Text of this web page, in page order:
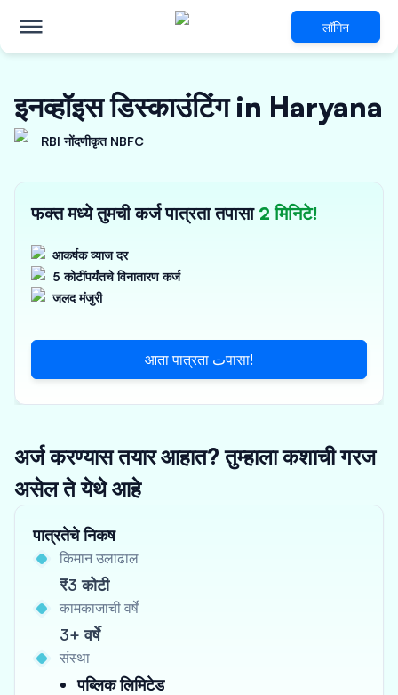
लॉगिन
इनव्हॉइस डिस्काउंटिंग in Haryana
RBI नोंदणीकृत NBFC
फक्त मध्ये तुमची कर्ज पात्रता तपासा 2 मिनिटे!
आकर्षक व्याज दर
5 कोटींपर्यंतचे विनातारण कर्ज
जलद मंजुरी
आता पात्रता تपासा!
अर्ज करण्यास तयार आहात? तुम्हाला कशाची गरज
असेल ते येथे आहे
पात्रतेचे निकष
किमान उलाढाल
₹3 कोटी
कामकाजाची वर्षे
3+ वर्षे
संस्था
पब्लिक लिमिटेड